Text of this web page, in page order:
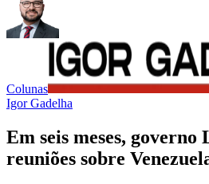
Colunas
Igor Gadelha
Em seis meses,
reuniões sobre